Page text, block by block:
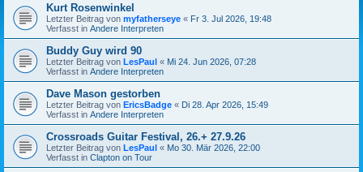
Kurt Rosenwinkel
Letzter Beitrag von myfatherseye « Fr 3. Jul 2026, 19:48
Verfasst in Andere Interpreten
Buddy Guy wird 90
Letzter Beitrag von LesPaul « Mi 24. Jun 2026, 07:28
Verfasst in Andere Interpreten
Dave Mason gestorben
Letzter Beitrag von EricsBadge « Di 28. Apr 2026, 15:49
Verfasst in Andere Interpreten
Crossroads Guitar Festival, 26.+ 27.9.26
Letzter Beitrag von LesPaul « Mo 30. Mär 2026, 22:00
Verfasst in Clapton on Tour